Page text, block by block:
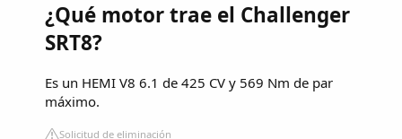
¿Qué motor trae el Challenger
SRT8?
Es un HEMI V8 6.1 de 425 CV y 569 Nm de par
máximo.
Solicitud de eliminación